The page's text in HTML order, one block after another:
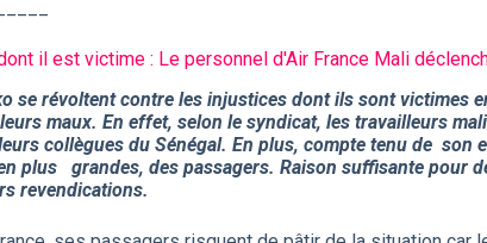
il est victime : Le personnel d'Air France Mali
se révoltent contre les injustices dont ils sont victimes
maux. En effet, selon le syndicat, les travailleurs
collègues du Sénégal. En plus, compte tenu de
plus grandes, des passagers. Raison suffisante pour
revendications.